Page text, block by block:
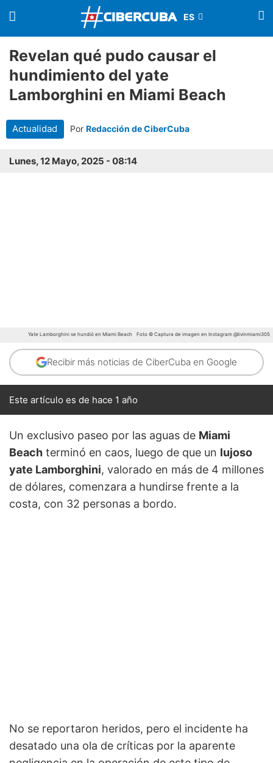
Revelan qué pudo causar el
hundimiento del yate
Lamborghini en Miami Beach
Actualidad Por Redacción de CiberCuba
Lunes, 12 Mayo, 2025 - 08:14
Yate Lamborghini se hundió en Miami Beach Foto © Captura de imagen en Instagram @livinmiami305
Recibir más noticias de CiberCuba en Google
Este artículo es de hace 1 año
Un exclusivo paseo por las aguas de Miami
Beach terminó en caos, luego de que un lujoso
yate Lamborghini, valorado en más de 4 millones
de dólares, comenzara a hundirse frente a la
costa, con 32 personas a bordo.
No se reportaron heridos, pero el incidente ha
desatado una ola de críticas por la aparente